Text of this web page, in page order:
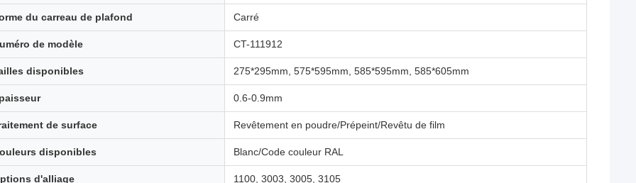
du carreau de plafond Carré
de modèle CT-111912
disponibles 275*295mm, 575*595mm, 585*595mm, 585*605mm
0.6-0.9mm
de surface Revêtement en poudre/Prépeint/Revêtu de film
disponibles Blanc/Code couleur RAL
d'alliage 1100, 3003, 3005, 3105